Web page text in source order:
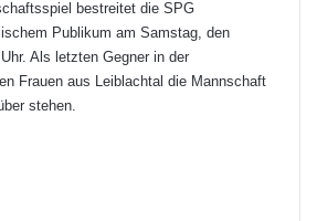
bestreitet die SPG
Publikum am Samstag, den
Als letzten Gegner in der
Frauen aus Leiblachtal die Mannschaft
stehen.